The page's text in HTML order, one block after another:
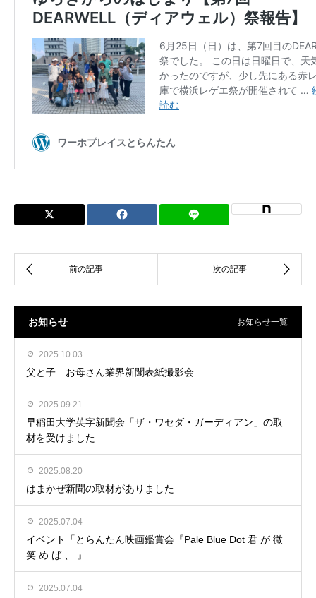
お知らせ お知らせ一覧
2025.10.03
父と子 お母さん業界新聞表紙撮影会
2025.09.21
早稲田大学英字新聞会「ザ・ワセダ・ガーディアン」の取
材を受けました
2025.08.20
はまかぜ新聞の取材がありました
2025.07.04
イベント「とらんたん映画鑑賞会『Pale Blue Dot 君 が 微
笑 め ば 、 』...
2025.07.04